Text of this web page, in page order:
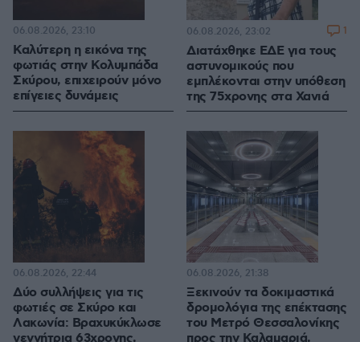
Καλύτερη η εικόνα της
φωτιάς στην Κολυμπάδα
Σκύρου, επιχειρούν μόνο
επίγειες δυνάμεις
06.08.2026, 23:10
Διατάχθηκε ΕΔΕ για τους
αστυνομικούς που
εμπλέκονται στην υπόθεση
της 75χρονης στα Χανιά
06.08.2026, 23:02 1
Δύο συλλήψεις για τις
φωτιές σε Σκύρο και
Λακωνία: Βραχυκύκλωσε
γεννήτρια 63χρονης,
06.08.2026, 22:44
Ξεκινούν τα δοκιμαστικά
δρομολόγια της επέκτασης
του Μετρό Θεσσαλονίκης
προς την Καλαμαριά,
06.08.2026, 21:38